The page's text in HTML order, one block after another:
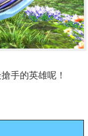
手的英雄呢！